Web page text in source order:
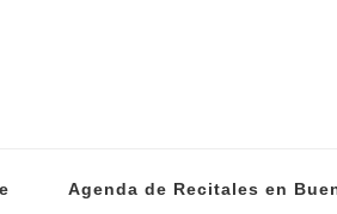
Agenda de Recitales en